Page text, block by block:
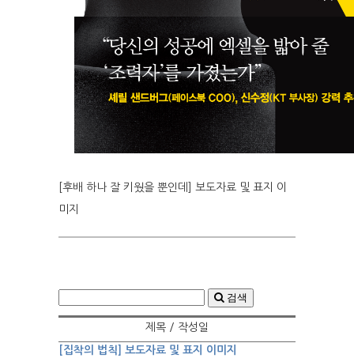
[후배 하나 잘 키웠을 뿐인데] 보도자료 및 표지 이
미지
검색
제목 / 작성일
[집착의 법칙] 보도자료 및 표지 이미지